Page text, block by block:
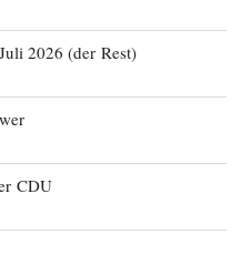
2026 (der Rest)
CDU